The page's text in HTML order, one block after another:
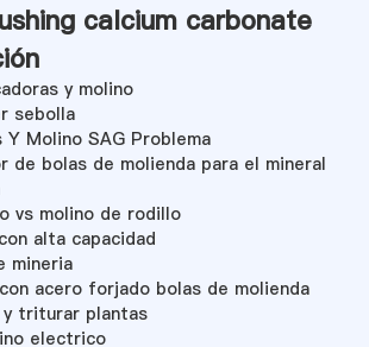
calcium carbonate
y molino
sebolla
Molino SAG Problema
de bolas de molienda para el mineral
vs molino de rodillo
alta capacidad
mineria
acero forjado bolas de molienda
y triturar plantas
electrico